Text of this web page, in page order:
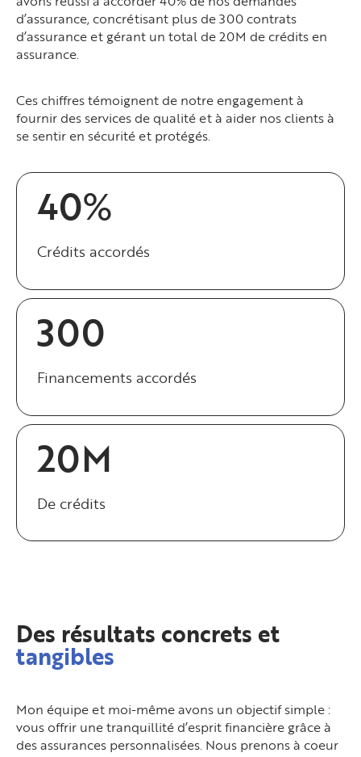
d’assurance, concrétisant plus de 300 contrats
d’assurance et gérant un total de 20M de crédits en
assurance.
Ces chiffres témoignent de notre engagement à
fournir des services de qualité et à aider nos clients à
se sentir en sécurité et protégés.
40%
Crédits accordés
300
Financements accordés
20M
De crédits
Des résultats concrets et
tangibles
Mon équipe et moi-même avons un objectif simple :
vous offrir une tranquillité d’esprit financière grâce à
des assurances personnalisées. Nous prenons à coeur